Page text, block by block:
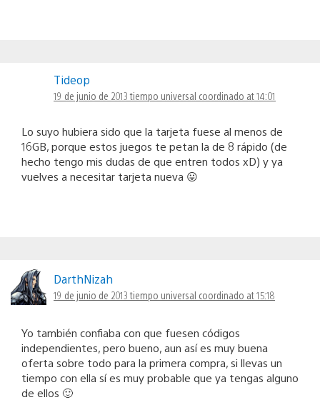
Tideop
19 de junio de 2013 tiempo universal coordinado at 14:01
Lo suyo hubiera sido que la tarjeta fuese al menos de
16GB, porque estos juegos te petan la de 8 rápido (de
hecho tengo mis dudas de que entren todos xD) y ya
vuelves a necesitar tarjeta nueva 😛
DarthNizah
19 de junio de 2013 tiempo universal coordinado at 15:18
Yo también confiaba con que fuesen códigos
independientes, pero bueno, aun así es muy buena
oferta sobre todo para la primera compra, si llevas un
tiempo con ella sí es muy probable que ya tengas alguno
de ellos 🙂